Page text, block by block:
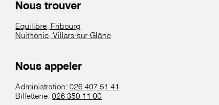
Nous trouver
Equilibre, Fribourg
Nuithonie, Villars-sur-Glâne
Nous appeler
Administration:026 407 51 41
Billetterie:026 350 11 00